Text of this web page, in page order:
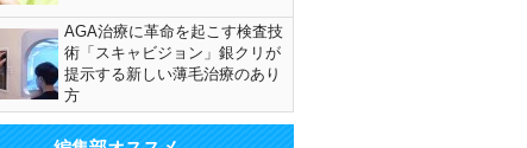
AGA治療に革命を起こす検査技
術「スキャビジョン」銀クリが
提示する新しい薄毛治療のあり
方